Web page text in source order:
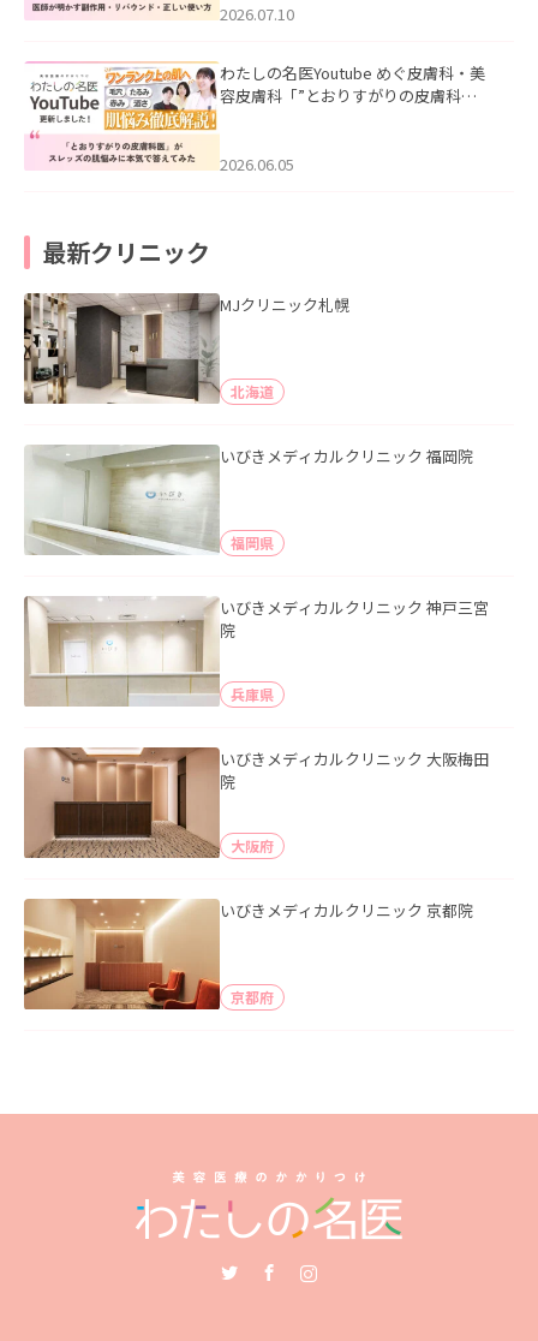
た。
2026.07.10
わたしの名医Youtube めぐ皮膚科・美
容皮膚科「”とおりすがりの皮膚科
2026.06.05
最新クリニック
MJクリニック札幌
北海道
いびきメディカルクリニック 福岡院
福岡県
いびきメディカルクリニック 神戸三宮
院
兵庫県
いびきメディカルクリニック 大阪梅田
院
大阪府
いびきメディカルクリニック 京都院
京都府